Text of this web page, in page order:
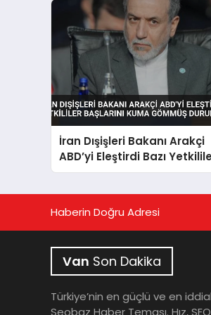
İran Dışişleri Bakanı Arakçi
ABD’yi Eleştirdi Bazı
Başlarını Kuma Gömmüş
Haberin Doğru Adresi
Van Son Dakika
Türkiye’nin en güçlü ve en
Seobaz Haber Teması. Hız,